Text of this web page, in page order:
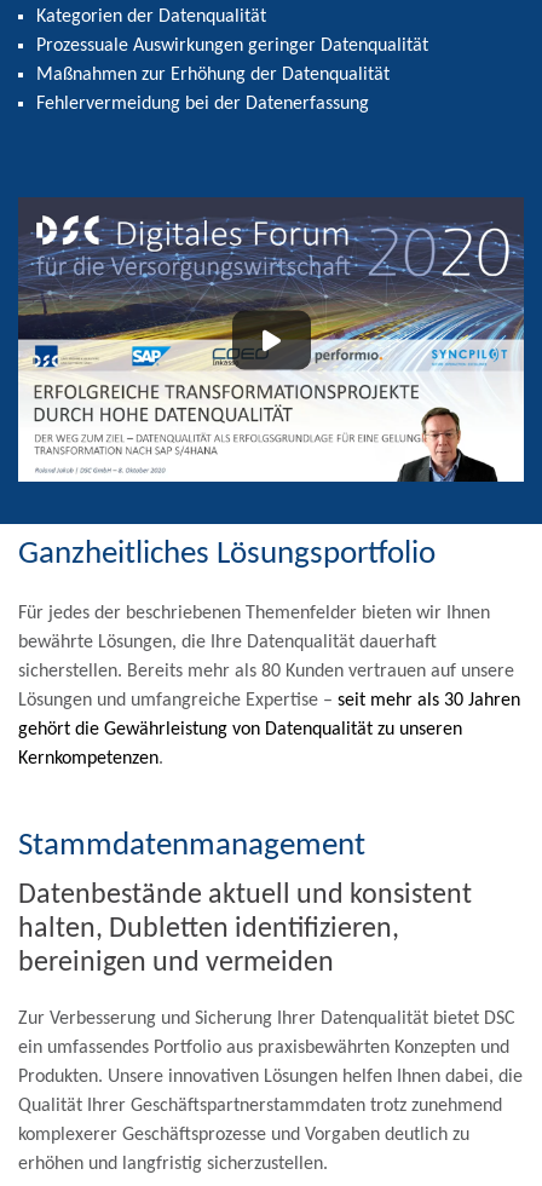
Kategorien der Datenqualität
Prozessuale Auswirkungen geringer Datenqualität
Maßnahmen zur Erhöhung der Datenqualität
Fehlervermeidung bei der Datenerfassung
Ganzheitliches Lösungsportfolio
Für jedes der beschriebenen Themenfelder bieten wir Ihnen
bewährte Lösungen, die Ihre Datenqualität dauerhaft
sicherstellen. Bereits mehr als 80 Kunden vertrauen auf unsere
Lösungen und umfangreiche Expertise – seit mehr als 30 Jahren
gehört die Gewährleistung von Datenqualität zu unseren
Kernkompetenzen.
Stammdatenmanagement
Datenbestände aktuell und konsistent
halten, Dubletten identifizieren,
bereinigen und vermeiden
Zur Verbesserung und Sicherung Ihrer Datenqualität bietet DSC
ein umfassendes Portfolio aus praxisbewährten Konzepten und
Produkten. Unsere innovativen Lösungen helfen Ihnen dabei, die
Qualität Ihrer Geschäftspartnerstammdaten trotz zunehmend
komplexerer Geschäftsprozesse und Vorgaben deutlich zu
erhöhen und langfristig sicherzustellen.